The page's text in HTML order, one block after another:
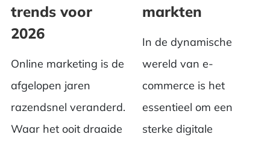
trends voor
2026
Online marketing is de
afgelopen jaren
razendsnel veranderd.
Waar het ooit draaide
markten
In de dynamische
wereld van e-
commerce is het
essentieel om een
sterke digitale